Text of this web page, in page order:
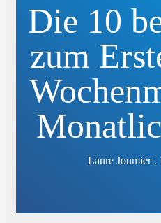
Die 10
zum
Laure Joumier .